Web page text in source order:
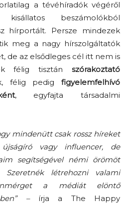
a tévéhíradók végéről
beszámolókból
hírportált. Persze mindezek
meg a nagy hírszolgáltatók
de az elsődleges cél itt nem is
félig tisztán szórakoztató
félig pedig figyelemfelhívó
, egyfajta társadalmi
mindenütt csak rossz híreket
vagy influencer, de
segítségével némi örömöt
létrehozni valami
a médiát elöntő
–írja a The Happy